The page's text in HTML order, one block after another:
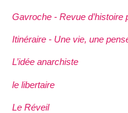
Gavroche - Revue d’histoire
Itinéraire - Une vie, une
L’idée anarchiste
le libertaire
Le Réveil